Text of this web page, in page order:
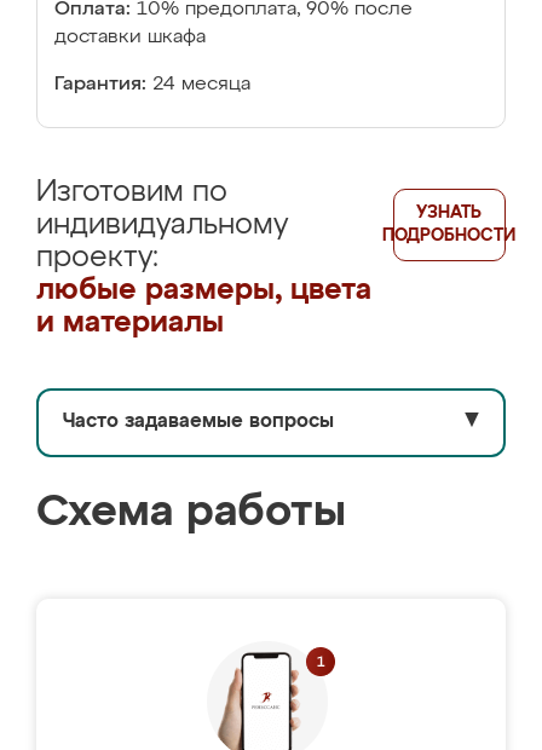
Оплата: 10% предоплата, 90% после
доставки шкафа
Гарантия: 24 месяца
Изготовим по
индивидуальному
проекту:
любые размеры, цвета
и материалы
УЗНАТЬ
ПОДРОБНОСТИ
Часто задаваемые вопросы ▼
Схема работы